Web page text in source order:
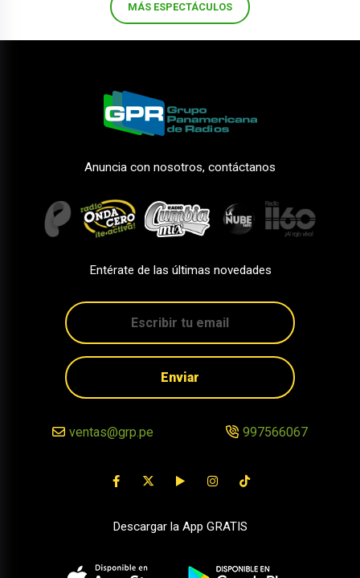
MÁS ESPECTÁCULOS
Anuncia con nosotros, contáctanos
Entérate de las últimas novedades
Enviar
ventas@grp.pe 997566067
Descargar la App GRATIS